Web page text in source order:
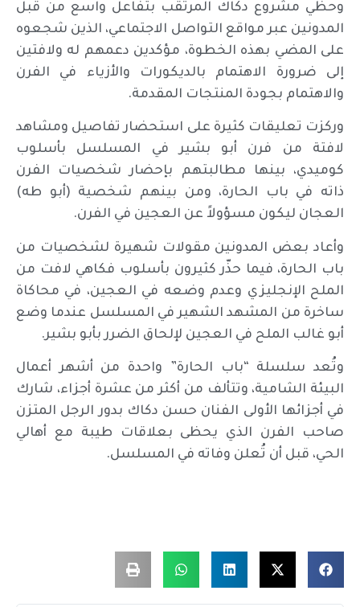
وحظي مشروع دكاك المرتقب بتفاعل واسع من قبل
المدونين عبر مواقع التواصل الاجتماعي، الذين شجعوه
على المضي بهذه الخطوة، مؤكدين دعمهم له ولافتين
إلى ضرورة الاهتمام بالديكورات والأزياء في الفرن
والاهتمام بجودة المنتجات المقدمة.
وركزت تعليقات كثيرة على استحضار تفاصيل ومشاهد
لافتة من فرن أبو بشير في المسلسل بأسلوب
كوميدي، بينها مطالبتهم بإحضار شخصيات الفرن
ذاته في باب الحارة، ومن بينهم شخصية (أبو طه)
العجان ليكون مسؤولاً عن العجين في الفرن.
وأعاد بعض المدونين مقولات شهيرة لشخصيات من
باب الحارة، فيما حذّر كثيرون بأسلوب فكاهي لافت من
الملح الإنجليزي وعدم وضعه في العجين، في محاكاة
ساخرة من المشهد الشهير في المسلسل عندما وضع
أبو غالب الملح في العجين لإلحاق الضرر بأبو بشير.
وتُعد سلسلة “باب الحارة” واحدة من أشهر أعمال
البيئة الشامية، وتتألف من أكثر من عشرة أجزاء، شارك
في أجزائها الأولى الفنان حسن دكاك بدور الرجل المتزن
صاحب الفرن الذي يحظى بعلاقات طيبة مع أهالي
الحي، قبل أن تُعلن وفاته في المسلسل.